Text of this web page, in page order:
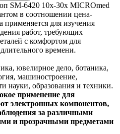
SM-6420 10x-30x MICROmed
в соотношении цена-
применяется для изучения
работ, требующих
с комфортом для
времени.
ювелирное дело, ботаника,
машиностроение,
науки, образования и техники.
применение для
электронных компонентов,
за различными
и прозрачными предметами